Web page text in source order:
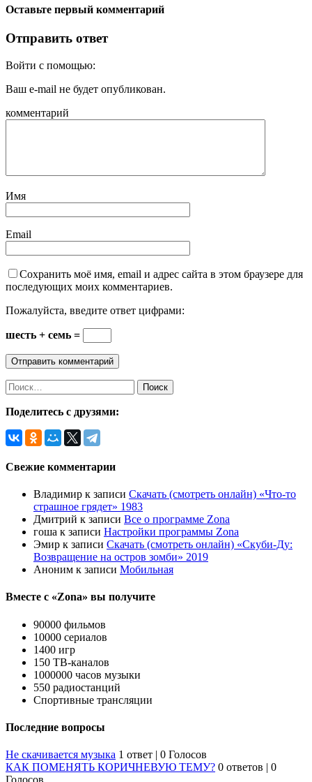
Оставьте первый комментарий
Отправить ответ
Войти с помощью:
Ваш e-mail не будет опубликован.
комментарий
Имя
Email
Сохранить моё имя, email и адрес сайта в этом браузере для
последующих моих комментариев.
Пожалуйста, введите ответ цифрами:
шесть + семь =
Поделитесь с друзями:
Свежие комментарии
Владимир к записи Скачать (смотреть онлайн) «Что-то
страшное грядет» 1983
Дмитрий к записи Все о программе Zona
гоша к записи Настройки программы Zona
Эмир к записи Скачать (смотреть онлайн) «Скуби-Ду:
Возвращение на остров зомби» 2019
Аноним к записи Мобильная
Вместе с «Zona» вы получите
90000 фильмов
10000 сериалов
1400 игр
150 ТВ-каналов
1000000 часов музыки
550 радиостанций
Спортивные трансляции
Последние вопросы
Не скачивается музыка 1 ответ | 0 Голосов
КАК ПОМЕНЯТЬ КОРИЧНЕВУЮ ТЕМУ? 0 ответов | 0
Голосов